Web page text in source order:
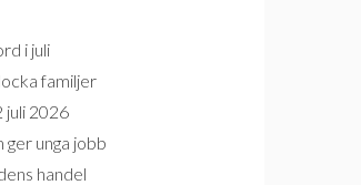
i juli
familjer
juli 2026
unga jobb
handel